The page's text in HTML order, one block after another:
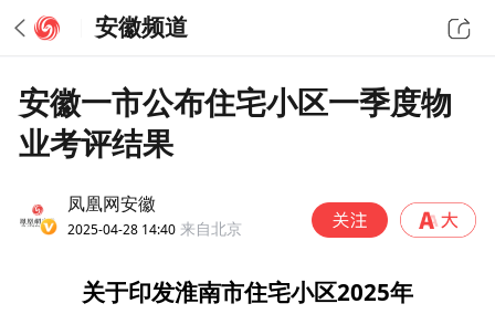
安徽频道
安徽一市公布住宅小区一季度物
业考评结果
凤凰网安徽
2025-04-28 14:40 来自北京
关于印发淮南市住宅小区2025年